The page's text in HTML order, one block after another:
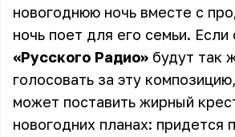
новогоднюю ночь вместе с
ночь поет для его семьи.
«Русского Радио» будут так
голосовать за эту
может поставить жирный
новогодних планах: придется